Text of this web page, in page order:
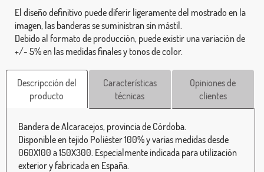
El diseño definitivo puede diferir ligeramente del mostrado en la
imagen, las banderas se suministran sin mástil.
Debido al formato de producción, puede existir una variación de
+/- 5% en las medidas finales y tonos de color.
Descripcción del
producto
Características
técnicas
Opiniones de
clientes
Bandera de Alcaracejos, provincia de Córdoba.
Disponible en tejido Poliéster 100% y varias medidas desde
060X100 a 150X300. Especialmente indicada para utilización
exterior y fabricada en España.